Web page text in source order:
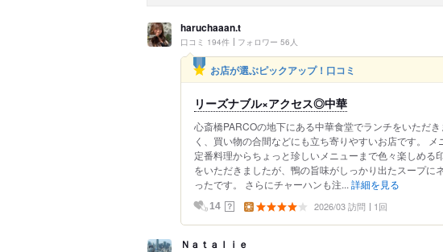
haruchaaan.t
口コミ 194件 フォロワー 56人
お店が選ぶピックアップ！口コミ
リーズナブル×アクセス◎中華
心斎橋PARCOの地下にある中華食堂でランチをいただ
く、買い物の合間などにも立ち寄りやすいお店です。
定番料理からちょっと珍しいメニューまで色々楽しめる
をいただきましたが、鴨の旨味がしっかり出たスープに
ったです。 さらにチャーハンも注... 詳細を見る
14 ？ 2026/03 訪問 1回
Ｎａｔａｌｉｅ